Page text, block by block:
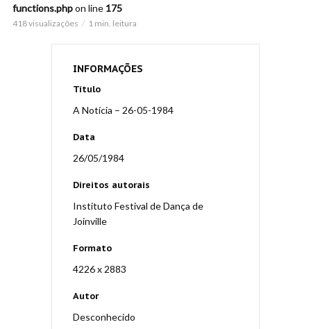
functions.phpon line 175
418 visualizações 1 min. leitura
INFORMAÇÕES
Título
A Notícia – 26-05-1984
Data
26/05/1984
Direitos autorais
Instituto Festival de Dança de
Joinville
Formato
4226 x 2883
Autor
Desconhecido